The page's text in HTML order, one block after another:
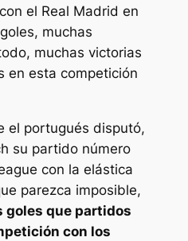
el Real Madrid en
muchas
muchas victorias
en esta competición
el portugués disputó,
su partido número
con la elástica
parezca imposible,
goles que partidos
con los